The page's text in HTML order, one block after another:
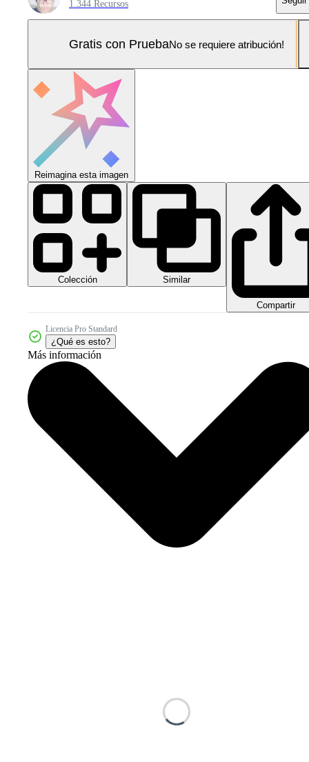
1.344 Recursos
Gratis con PruebaNo se requiere atribución!
Reimagina esta imagen
Colección Similar
Compartir
Licencia Pro Standard
¿Qué es esto?
Más información